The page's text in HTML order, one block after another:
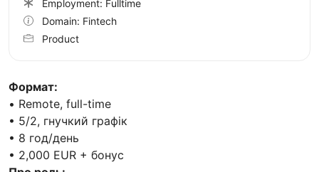
Формат:
• Remote, full-time
• 5/2, гнучкий графік
• 8 год/день
• 2,000 EUR + бонус
Employment: Fulltime
Domain: Fintech
Product